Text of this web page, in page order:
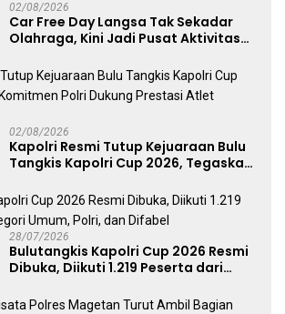
02/08/2026
Car Free Day Langsa Tak Sekadar
Olahraga, Kini Jadi Pusat Aktivitas
02/08/2026
Kapolri Resmi Tutup Kejuaraan Bulu
Tangkis Kapolri Cup 2026, Tegaskan
Atlet Nasional
28/07/2026
Bulutangkis Kapolri Cup 2026 Resmi
Dibuka, Diikuti 1.219 Peserta dari